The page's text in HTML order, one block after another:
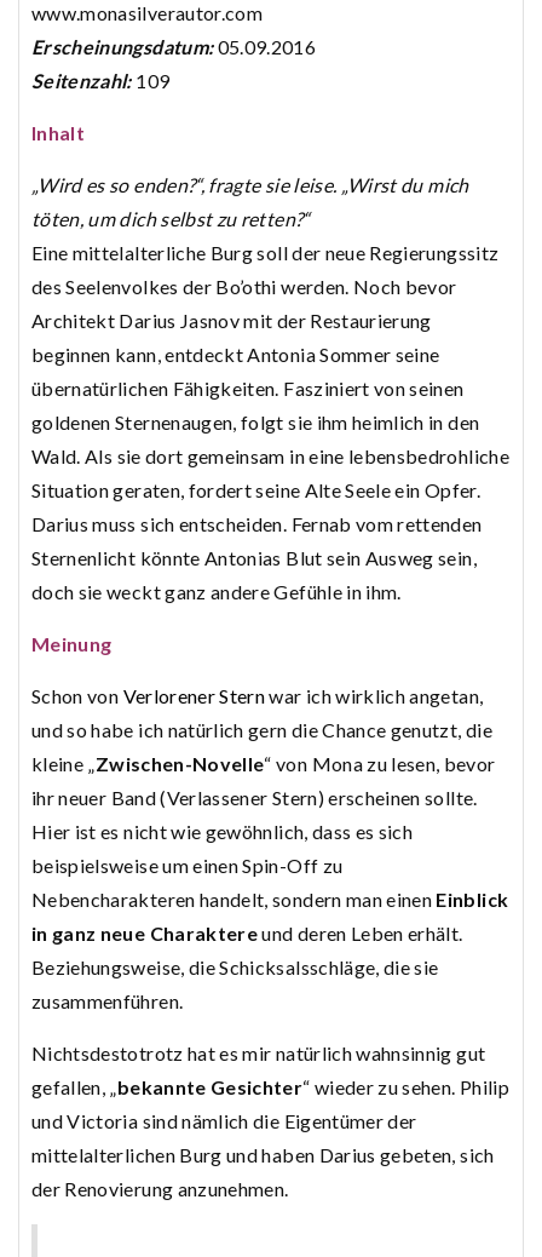
www.monasilverautor.com
Erscheinungsdatum:05.09.2016
Seitenzahl: 109
Inhalt
„Wird es so enden?“, fragte sie leise. „Wirst du mich
töten, um dich selbst zu retten?“
Eine mittelalterliche Burg soll der neue Regierungssitz
des Seelenvolkes der Bo’othi werden. Noch bevor
Architekt Darius Jasnov mit der Restaurierung
beginnen kann, entdeckt Antonia Sommer seine
übernatürlichen Fähigkeiten. Fasziniert von seinen
goldenen Sternenaugen, folgt sie ihm heimlich in den
Wald.Als sie dort gemeinsam in eine lebensbedrohliche
Situation geraten, fordert seine Alte Seele ein Opfer.
Darius muss sich entscheiden. Fernab vom rettenden
Sternenlicht könnte Antonias Blut sein Ausweg sein,
doch sie weckt ganz andere Gefühle in ihm.
Meinung
Schon von Verlorener Sternwar ich wirklich angetan,
und so habe ich natürlich gern die Chance genutzt, die
kleine „Zwischen-Novelle“ von Mona zu lesen, bevor
ihr neuer Band (Verlassener Stern) erscheinen sollte.
Hier ist es nicht wie gewöhnlich, dass es sich
beispielsweise um einen Spin-Off zu
Nebencharakteren handelt, sondern man einen Einblick
in ganz neue Charaktereund deren Leben erhält.
Beziehungsweise, die Schicksalsschläge, die sie
zusammenführen.
Nichtsdestotrotz hat es mir natürlich wahnsinnig gut
gefallen, „bekannte Gesichter“ wieder zu sehen. Philip
und Victoria sind nämlich die Eigentümer der
mittelalterlichen Burg und haben Darius gebeten, sich
der Renovierung anzunehmen.